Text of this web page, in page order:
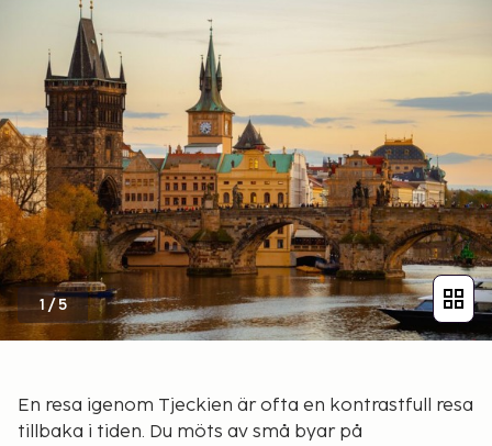
1/5
En resa igenom Tjeckien är ofta en kontrastfull resa
tillbaka i tiden. Du möts av små byar på